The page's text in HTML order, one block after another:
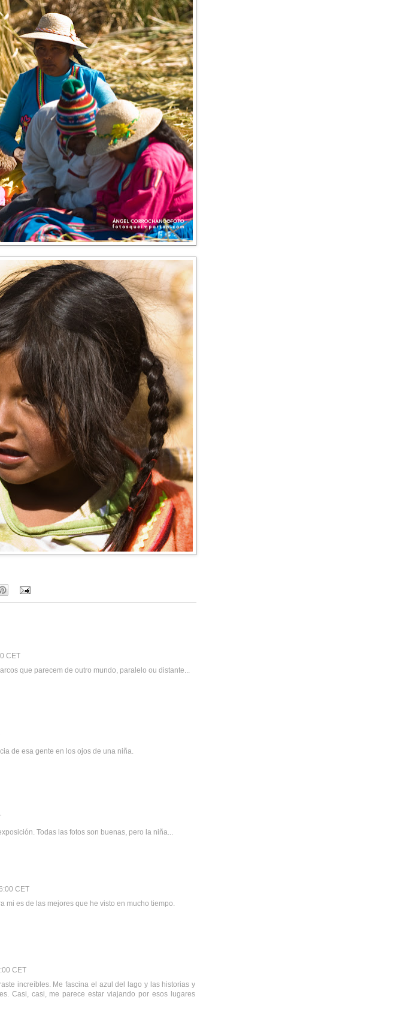
CET
que parecem de outro mundo, paralelo ou distante...
de esa gente en los ojos de una niña.
Todas las fotos son buenas, pero la niña...
CET
mi es de las mejores que he visto en mucho tiempo.
CET
increíbles. Me fascina el azul del lago y las historias y
Casi, casi, me parece estar viajando por esos lugares